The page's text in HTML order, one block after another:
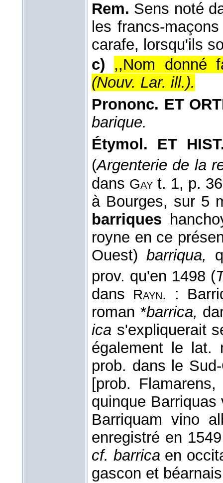
Rem. Sens noté
les francs-
carafe, lorsqu'ils
c) ,,Nom donné
(Nouv. Lar. ill.).
Prononc. ET
barique.
Étymol. ET
(Argenterie de la
dans Gay t. 1, p.
à Bourges, sur 5
barriques
royne en ce
Ouest)barriqua,
prov. qu'en 1498 (
dans
Rayn.
:
roman *barrica,
ica s'expliquerait
également le lat.
prob. dans le
[prob.
quinque
Barriquam vino
enregistré en
cf. barricaen
gascon et